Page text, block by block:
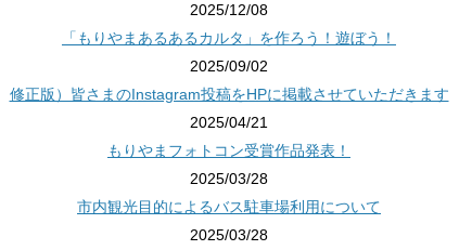
2025/12/08
「もりやまあるあるカルタ」を作ろう！遊ぼう！
2025/09/02
修正版）皆さまのInstagram投稿をHPに掲載させていただきます
2025/04/21
もりやまフォトコン受賞作品発表！
2025/03/28
市内観光目的によるバス駐車場利用について
2025/03/28